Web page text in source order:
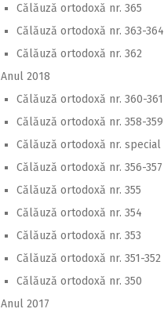
Călăuză ortodoxă nr. 365
Călăuză ortodoxă nr. 363-364
Călăuză ortodoxă nr. 362
Anul 2018
Călăuză ortodoxă nr. 360-361
Călăuză ortodoxă nr. 358-359
Călăuză ortodoxă nr. special
Călăuză ortodoxă nr. 356-357
Călăuză ortodoxă nr. 355
Călăuză ortodoxă nr. 354
Călăuză ortodoxă nr. 353
Călăuză ortodoxă nr. 351-352
Călăuză ortodoxă nr. 350
Anul 2017